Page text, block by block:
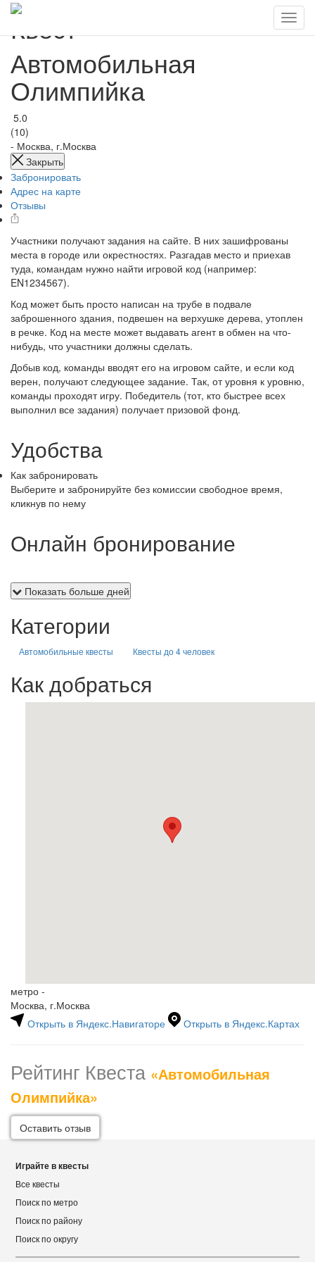
Квест
Автомобильная
Олимпийка
5.0
(10)
- Москва, г.Москва
Закрыть
Забронировать
Адрес на карте
Отзывы
Участники получают задания на сайте. В них зашифрованы
места в городе или окрестностях. Разгадав место и приехав
туда, командам нужно найти игровой код (например:
EN1234567).
Код может быть просто написан на трубе в подвале
заброшенного здания, подвешен на верхушке дерева, утоплен
в речке. Код на месте может выдавать агент в обмен на что-
нибудь, что участники должны сделать.
Добыв код, команды вводят его на игровом сайте, и если код
верен, получают следующее задание. Так, от уровня к уровню,
команды проходят игру. Победитель (тот, кто быстрее всех
выполнил все задания) получает призовой фонд.
Удобства
Как забронировать
Выберите и забронируйте без комиссии свободное время,
кликнув по нему
Онлайн бронирование
Показать больше дней
Категории
Автомобильные квесты Квесты до 4 человек
Как добраться
метро -
Москва, г.Москва
Открыть в Яндекс.Навигаторе
Открыть в Яндекс.Картах
Рейтинг Квеста «Автомобильная
Олимпийка»
Оставить отзыв
Играйте в квесты
Все квесты
Поиск по метро
Поиск по району
Поиск по округу